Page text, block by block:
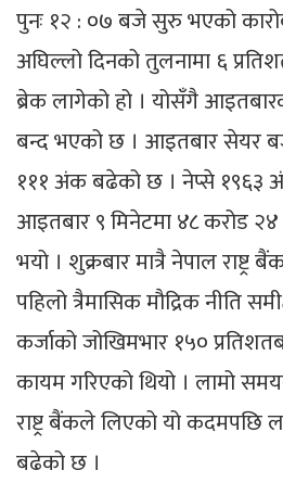
पुनः १२ : ०७ बजे सुरु भएको
अघिल्लो दिनको तुलनामा ६
ब्रेक लागेको हो । योसँगै
बन्द भएको छ । आइतबार सेयर
१११ अंक बढेको छ । नेप्से १९६३
आइतबार ९ मिनेटमा ४८ करोड
भयो । शुक्रबार मात्रै नेपाल
पहिलो त्रैमासिक मौद्रिक नीति
कर्जाको जोखिमभार १५०
कायम गरिएको थियो । लामो
राष्ट्र बैंकले लिएको यो कदमपछि
बढेको छ ।